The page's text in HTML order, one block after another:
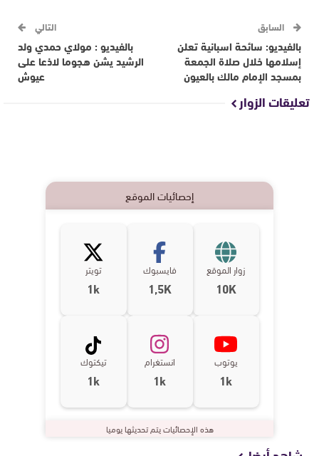
السابق
بالفيديو: سائحة اسبانية تعلن
إسلامها خلال صلاة الجمعة
بمسجد الإمام مالك بالعيون
التالي
بالفيديو : مولاي حمدي ولد
الرشيد يشن هجوما لاذعا على
عيوش
تعليقات الزوار
إحصائيات الموقع
زوار الموقع
10K
فايسبوك
1,5K
تويتر
1k
يوتوب
1k
انستغرام
1k
تيكتوك
1k
هذه الإحصائيات يتم تحديثها يوميا